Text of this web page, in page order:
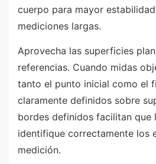
cuerpo para mayor
mediciones largas.
Aprovecha las superficies
referencias. Cuando midas
tanto el punto inicial como el
claramente definidos sobre
bordes definidos facilitan que
identifique correctamente los
medición.